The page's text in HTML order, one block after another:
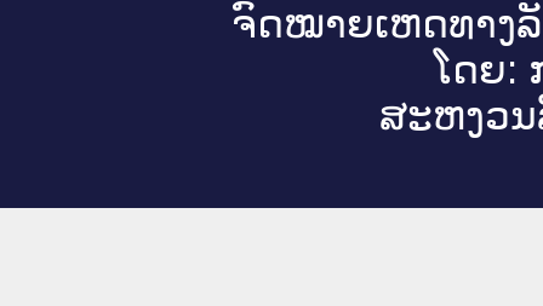
ຈົດ​ໝາຍ​ເຫດ​ທາງ​
ໂດຍ:
ສະ​ຫງວນ​